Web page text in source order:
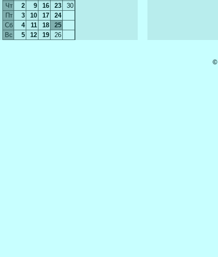
Чт 2 9 16 23
30
Пт
3 10 17
24
Сб
4 11 18
25
Вс
5 12 19 26
©